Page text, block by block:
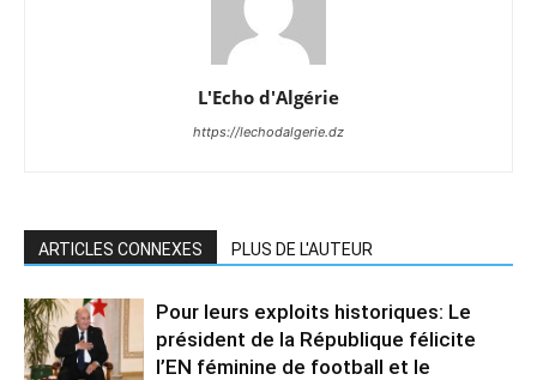
L'Echo d'Algérie
https://lechodalgerie.dz
ARTICLES CONNEXES PLUS DE L'AUTEUR
Pour leurs exploits historiques: Le
président de la République félicite
l’EN féminine de football et le